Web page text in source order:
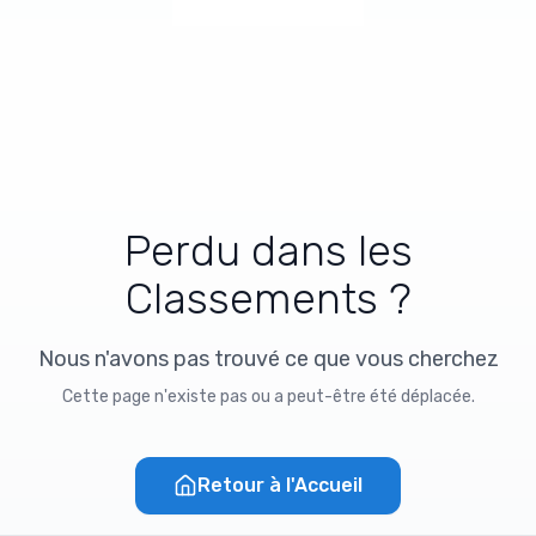
Perdu dans les
Classements ?
Nous n'avons pas trouvé ce que vous cherchez
Cette page n'existe pas ou a peut-être été déplacée.
Retour à l'Accueil